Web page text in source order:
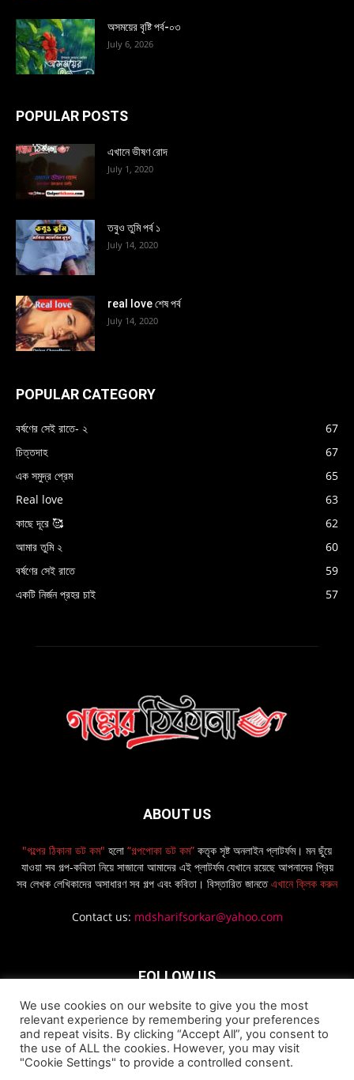
অসময়ের বৃষ্টি পর্ব-০৩
July 6, 2026
POPULAR POSTS
এখানে ভীষণ রোদ
July 1, 2020
তবুও তুমি পর্ব ১
July 14, 2020
real love শেষ পর্ব
July 14, 2020
POPULAR CATEGORY
বর্ষণের সেই রাতে- ২
67
চিত্তদাহ
67
এক সমুদ্র প্রেম
65
Real love
63
কাছে দূরে 🥰
62
আমার তুমি ২
60
বর্ষণের সেই রাতে
59
একটি নির্জন প্রহর চাই
57
ABOUT US
"গল্পের ঠিকানা ডট কম" হলো “গল্পপোকা ডট কম” কতৃক সৃষ্ট অনলাইন প্লাটর্ফম। মন ছুঁয়ে
যাওয়া সব গল্প-কবিতা নিয়ে সাজানো আমাদের এই প্লাটর্ফম যেখানে রয়েছে আপনাদের প্রিয়
সব লেখক লেখিকাদের অসাধারণ সব গল্প এবং কবিতা। বিস্তারিত জানতেএখানে ক্লিক করুন
Contact us: mdsharifsorkar@yahoo.com
FOLLOW US
We use cookies on our website to give you the most
relevant experience by remembering your preferences
and repeat visits. By clicking “Accept All”, you consent to
the use of ALL the cookies. However, you may visit
"Cookie Settings" to provide a controlled consent.